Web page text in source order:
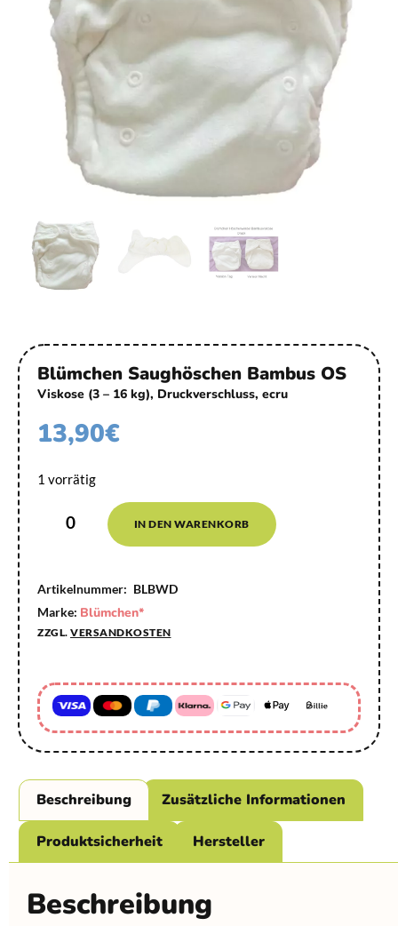
Blümchen Saughöschen Bambus OS
Viskose (3 – 16 kg), Druckverschluss, ecru
13,90€
1 vorrätig
IN DEN WARENKORB
Artikelnummer: BLBWD
Marke: Blümchen*
ZZGL. VERSANDKOSTEN
Beschreibung Zusätzliche Informationen
Produktsicherheit Hersteller
Beschreibung